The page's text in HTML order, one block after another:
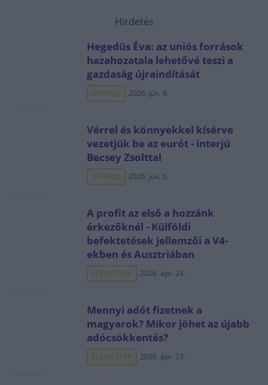
Hirdetés
Hegedüs Éva: az uniós források
hazahozatala lehetővé teszi a
gazdaság újraindítását
INTERJÚ 2026. jún. 8.
Vérrel és könnyekkel kísérve
vezetjük be az eurót - interjú
Becsey Zsolttal
INTERJÚ 2026. jún. 6.
A profit az első a hozzánk
érkezőknél - Külföldi
befektetések jellemzői a V4-
ekben és Ausztriában
ELEMZÉSEK 2026. ápr. 24.
Mennyi adót fizetnek a
magyarok? Mikor jöhet az újabb
adócsökkentés?
ELEMZÉSEK 2026. ápr. 23.